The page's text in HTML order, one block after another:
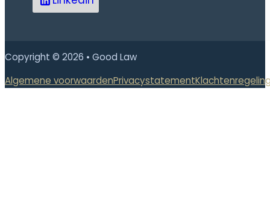
Copyright © 2026 • Good Law
Algemene voorwaardenPrivacystatement